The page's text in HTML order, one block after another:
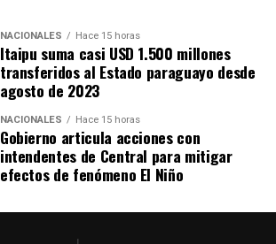
NACIONALES Hace 15 horas
Itaipu suma casi USD 1.500 millones
transferidos al Estado paraguayo desde
agosto de 2023
NACIONALES Hace 15 horas
Gobierno articula acciones con
intendentes de Central para mitigar
efectos de fenómeno El Niño